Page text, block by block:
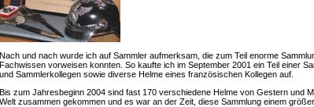
Nach und nach wurde ich auf Sammler aufmerksam, die zum Teil enorme
Fachwissen vorweisen konnten. So kaufte ich im September 2001 ein Teil einer
und Sammlerkollegen sowie diverse Helme eines französischen Kollegen auf.
Bis zum Jahresbeginn 2004 sind fast 170 verschiedene Helme von Gestern und
Welt zusammen gekommen und es war an der Zeit, diese Sammlung einem